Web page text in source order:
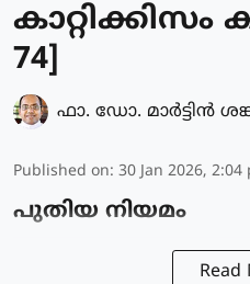
കാറ്റിക്കിസം
74]
ഫാ. ഡോ. മാര്‍ട്ടിന്‍
Published on: 30 Jan 2026, 2:04
പുതിയ നിയമം
Read